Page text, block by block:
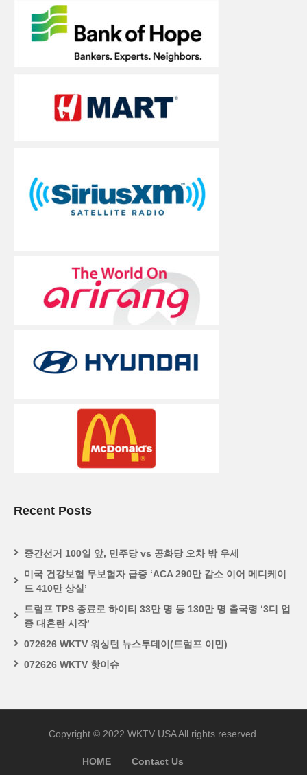
Recent Posts
중간선거 100일 앞, 민주당 vs 공화당 오차 밖 우세
미국 건강보험 무보험자 급증 ‘ACA 290만 감소 이어 메디케이
드 410만 상실’
트럼프 TPS 종료로 하이티 33만 명 등 130만 명 출국령 ‘3디 업
종 대혼란 시작’
072626 WKTV 워싱턴 뉴스투데이(트럼프 이민)
072626 WKTV 핫이슈
Copyright © 2022 WKTV USA All rights reserved.
HOME Contact Us